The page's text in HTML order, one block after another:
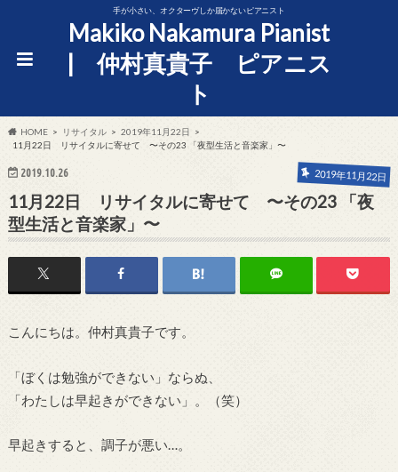
手が小さい、オクターヴしか届かないピアニスト
Makiko Nakamura Pianist
| 仲村真貴子 ピアニス
ト
HOME リサイタル
2019年11月22日
11月22日 リサイタルに寄せて 〜その23 「夜型生活と音楽家」〜
2019.10.26 2019年11月22日
11月22日 リサイタルに寄せて 〜その23 「夜
型生活と音楽家」〜
こんにちは。仲村真貴子です。
「ぼくは勉強ができない」ならぬ、
「わたしは早起きができない」。（笑）
早起きすると、調子が悪い…。